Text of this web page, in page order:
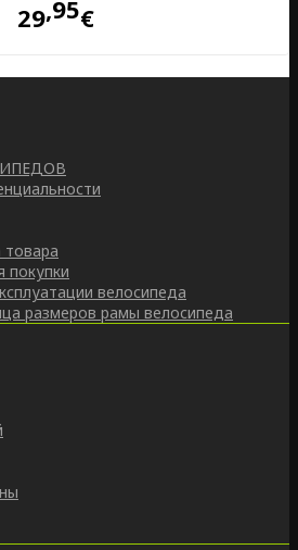
29 95€
товара
покупки
велосипеда
размеров рамы велосипеда